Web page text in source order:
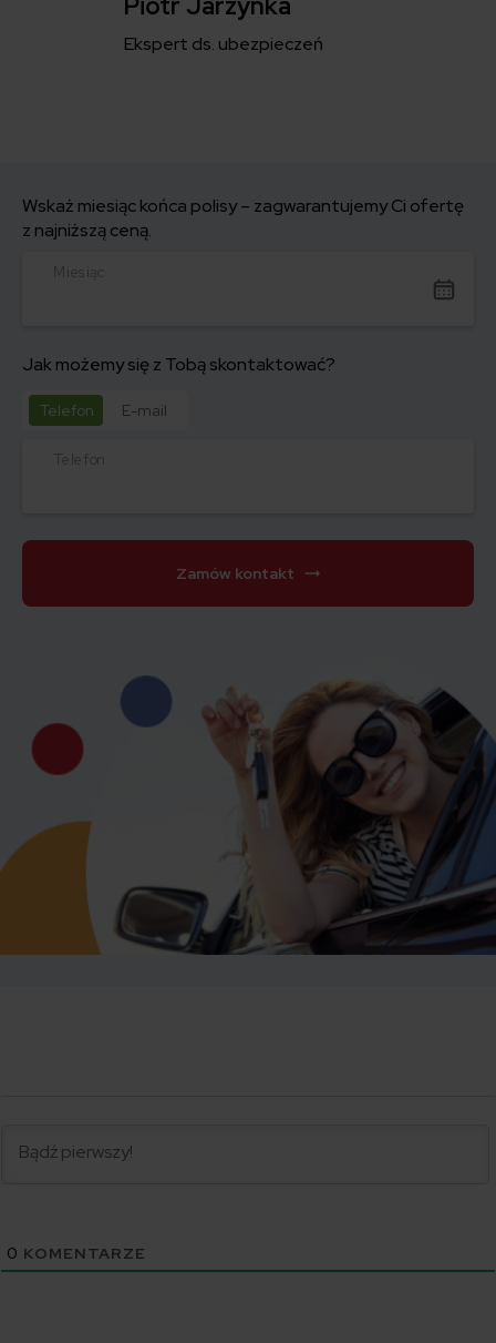
Ekspert ds. ubezpieczeń
Wskaż miesiąc końca polisy – zagwarantujemy Ci ofertę
z najniższą ceną.
Miesiąc
Jak możemy się z Tobą skontaktować?
Telefon E-mail
Telefon
Zamów kontakt
0 KOMENTARZE